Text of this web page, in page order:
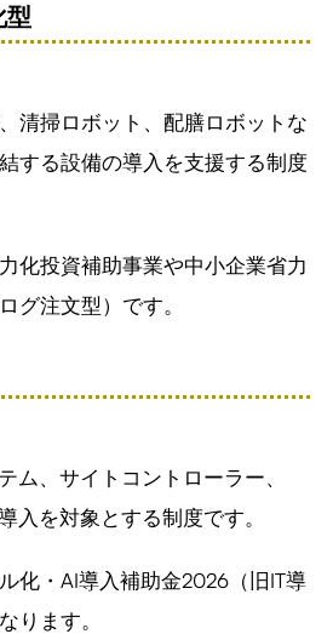
型
清掃ロボット、配膳ロボットな
する設備の導入を支援する制度
化投資補助事業や中小企業省力
グ注文型）です。
ム、サイトコントローラー、
入を対象とする制度です。
化・AI導入補助金2026（旧IT導
ります。